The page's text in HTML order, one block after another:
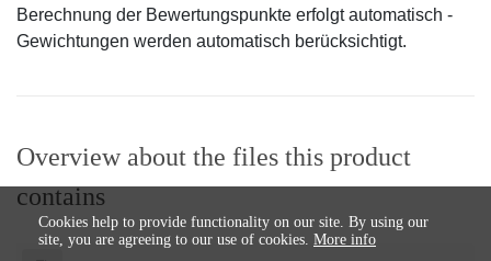
Berechnung der Bewertungspunkte erfolgt automatisch -
Gewichtungen werden automatisch berücksichtigt.
Overview about the files this product
contains
Cookies help to provide functionality on our site. By using our
site, you are agreeing to our use of cookies. More info